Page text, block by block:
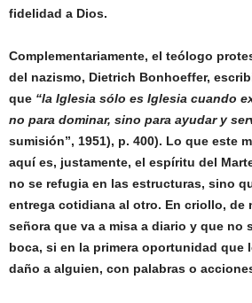
fidelidad a Dios.
Complementariamente, el teólogo
del nazismo, Dietrich Bonhoeffer,
que “la Iglesia sólo es Iglesia cuando
no para dominar, sino para ayudar y
sumisión”, 1951), p. 400). Lo que este
aquí es, justamente, el espíritu del
no se refugia en las estructuras, sino
entrega cotidiana al otro. En criollo, de
señora que va a misa a diario y que no
boca, si en la primera oportunidad que
daño a alguien, con palabras o